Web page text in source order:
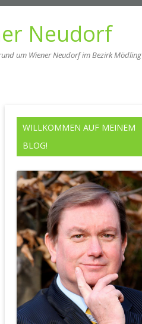
Neudorf
um Wiener Neudorf im Bezirk Mödling
WILLKOMMEN AUF MEINEM
BLOG!